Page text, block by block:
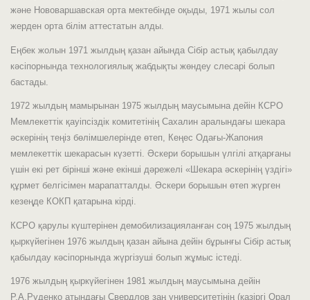
және Нововаршавская орта мектебінде оқыды, 1971 жылы сол
жерден орта білім аттестатын алды.
Еңбек жолын 1971 жылдың қазан айында Сібір астық қабылдау
кәсіпорнында технологиялық жабдықты жөндеу слесарі болып
бастады.
1972 жылдың мамырынан 1975 жылдың маусымына дейін КСРО
Мемлекеттік қауіпсіздік комитетінің Сахалин аралындағы шекара
әскерінің теңіз бөлімшелерінде өтеп, Кеңес Одағы-Жапония
мемлекеттік шекарасын күзетті. Әскери борышын үлгілі атқарғаны
үшін екі рет бірінші және екінші дәрежелі «Шекара әскерінің үздігі»
құрмет белгісімен марапатталды. Әскери борышын өтеп жүрген
кезеңде КОКП қатарына кірді.
КСРО қарулы күштерінен демобилизацияланған соң 1975 жылдың
қыркүйегінен 1976 жылдың қазан айына дейін бұрынғы Сібір астық
қабылдау кәсіпорнында жүргізуші болып жұмыс істеді.
1976 жылдың қыркүйегінен 1981 жылдың маусымына дейін
Р.А.Руденко атындағы Свердлов заң университетінің (қазіргі Орал